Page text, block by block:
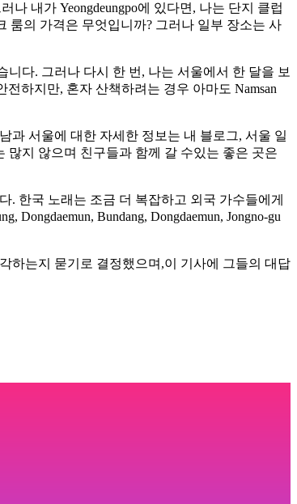
나 내가 Yeongdeungpo에 있다면, 나는 단지 클럽
룸의 가격은 무엇입니까? 그러나 일부 장소는 사
다. 그러나 다시 한 번, 나는 서울에서 한 달을 보
하지만, 혼자 산책하려는 경우 아마도 Namsan
과 서울에 대한 자세한 정보는 내 블로그, 서울 일
많지 않으며 친구들과 함께 갈 수있는 좋은 곳은
. 한국 노래는 조금 더 복잡하고 외국 가수들에게
Dongdaemun, Bundang, Dongdaemun, Jongno-gu
하는지 묻기로 결정했으며,이 기사에 그들의 대답